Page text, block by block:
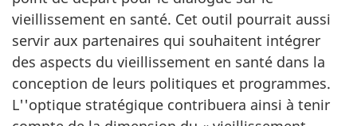
vieillissement en santé. Cet outil pourrait aussi
servir aux partenaires qui souhaitent intégrer
des aspects du vieillissement en santé dans la
conception de leurs politiques et programmes.
L''optique stratégique contribuera ainsi à tenir